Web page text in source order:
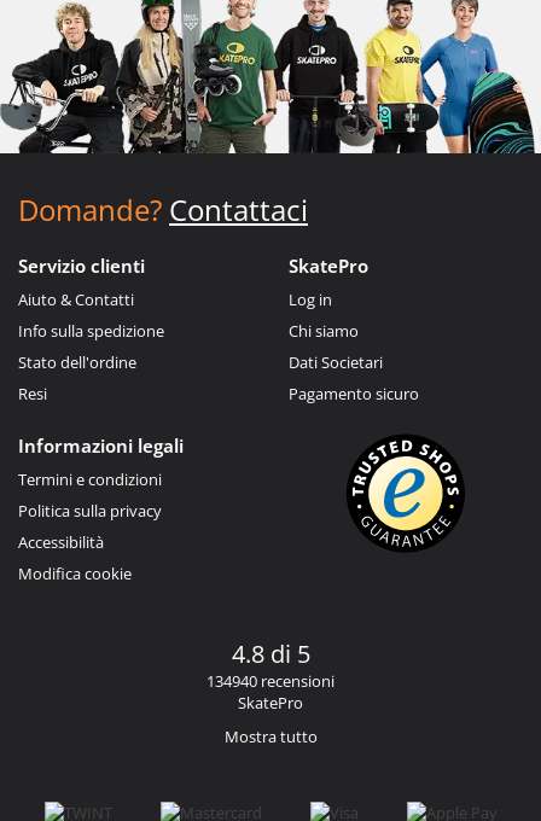
Domande? Contattaci
Servizio clienti
Aiuto & Contatti
Info sulla spedizione
Stato dell'ordine
Resi
SkatePro
Log in
Chi siamo
Dati Societari
Pagamento sicuro
Informazioni legali
Termini e condizioni
Politica sulla privacy
Accessibilità
Modifica cookie
4.8 di 5
134940 recensioni
SkatePro
Mostra tutto